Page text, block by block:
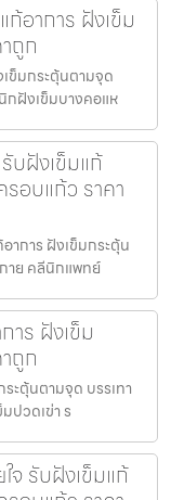
อาการ ฝังเข็ม
ถูก
ข็มกระตุ้นตามจุด
กฝังเข็มบางคอแห
บฝังเข็มแก้
อบแก้ว ราคา
าการ ฝังเข็มกระตุ้น
าย คลีนิกแพทย์
าร ฝังเข็ม
ถูก
ะตุ้นตามจุด บรรเทา
ปวดเข่า ร
จ รับฝังเข็มแก้